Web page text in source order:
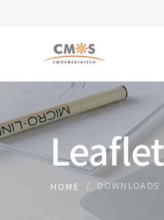
Leaflet
HOME DOWNLOADS